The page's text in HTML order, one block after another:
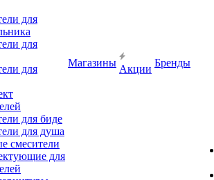
для
для
для
для биде
для душа
смесители
для
Магазины
Акции
Бренды